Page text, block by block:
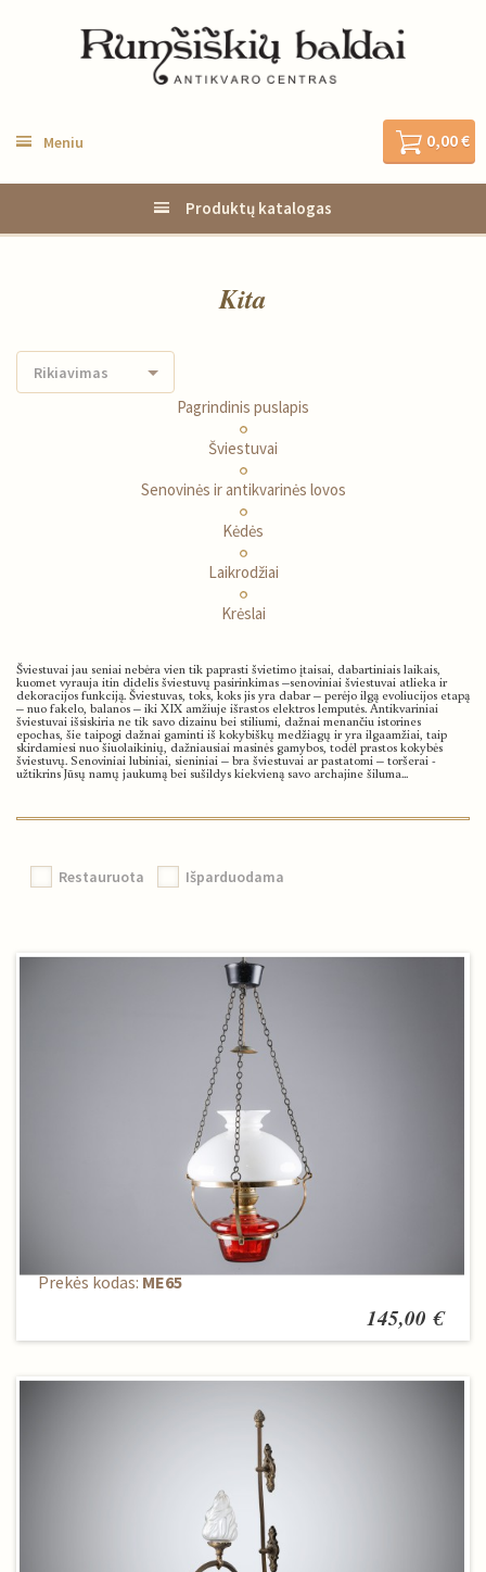
Meniu 0,00 €
Produktų katalogas
Rikiavimas
Kita
Pagrindinis puslapis
Šviestuvai
Senovinės ir antikvarinės lovos
Kėdės
Laikrodžiai
Krėslai
Šviestuvai jau seniai nebėra vien tik paprasti švietimo įtaisai, dabartiniais laikais,
kuomet vyrauja itin didelis šviestuvų pasirinkimas –senoviniai šviestuvai atlieka ir
dekoracijos funkciją. Šviestuvas, toks, koks jis yra dabar – perėjo ilgą evoliucijos etapą
– nuo fakelo, balanos – iki XIX amžiuje išrastos elektros lemputės. Antikvariniai
šviestuvai išsiskiria ne tik savo dizainu bei stiliumi, dažnai menančiu istorines
epochas, šie taipogi dažnai gaminti iš kokybiškų medžiagų ir yra ilgaamžiai, taip
skirdamiesi nuo šiuolaikinių, dažniausiai masinės gamybos, todėl prastos kokybės
šviestuvų. Senoviniai lubiniai, sieniniai – bra šviestuvai ar pastatomi – toršerai -
užtikrins Jūsų namų jaukumą bei sušildys kiekvieną savo archajine šiluma...
Restauruota Išparduodama
Prekės kodas:ME65
145,00 €